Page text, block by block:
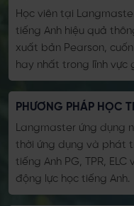
Học viên tại
tiếng Anh hiệu quả
xuất bản Pearson,
hay nhất trong lĩnh vực
PHƯƠNG PHÁP HỌC
Langmaster ứng dụng
thời ứng dụng và phát
tiếng Anh PG, TPR,
động lực học tiếng Anh.